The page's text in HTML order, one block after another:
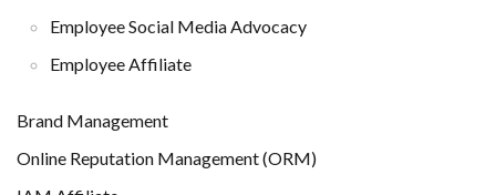
Employee Social Media Advocacy
Employee Affiliate
Brand Management
Online Reputation Management (ORM)